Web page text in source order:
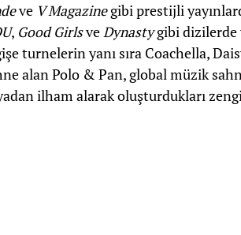
ve V Magazinegibi prestijli
, Good GirlsveDynastygibi dizilerde
turnelerin yanı sıra Coachella,
alan Polo & Pan, global müzik
ilham alarak oluşturdukları